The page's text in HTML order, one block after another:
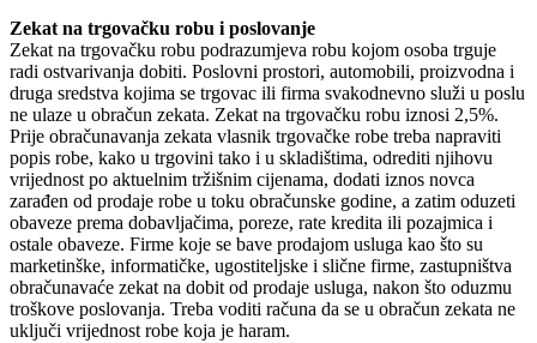
Zekat na trgovačku robu i poslovanje
Zekat na trgovačku robu podrazumjeva robu kojom osoba trguje
radi ostvarivanja dobiti. Poslovni prostori, automobili, proizvodna i
druga sredstva kojima se trgovac ili firma svakodnevno služi u poslu
ne ulaze u obračun zekata. Zekat na trgovačku robu iznosi 2,5%.
Prije obračunavanja zekata vlasnik trgovačke robe treba napraviti
popis robe, kako u trgovini tako i u skladištima, odrediti njihovu
vrijednost po aktuelnim tržišnim cijenama, dodati iznos novca
zarađen od prodaje robe u toku obračunske godine, a zatim oduzeti
obaveze prema dobavljačima, poreze, rate kredita ili pozajmica i
ostale obaveze. Firme koje se bave prodajom usluga kao što su
marketinške, informatičke, ugostiteljske i slične firme, zastupništva
obračunavaće zekat na dobit od prodaje usluga, nakon što oduzmu
troškove poslovanja. Treba voditi računa da se u obračun zekata ne
uključi vrijednost robe koja je haram.